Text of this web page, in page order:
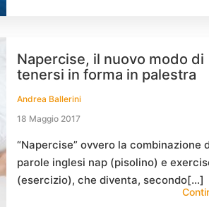
Napercise, il nuovo modo di
tenersi in forma in palestra
Andrea Ballerini
18 Maggio 2017
“Napercise” ovvero la combinazione
parole inglesi nap (pisolino) e
(esercizio), che diventa, secondo[…]